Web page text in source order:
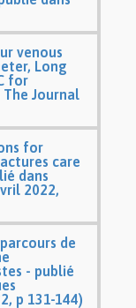
venous
Long
for
Journal
for
care
dans
2022,
de
- publié
p 131-144)